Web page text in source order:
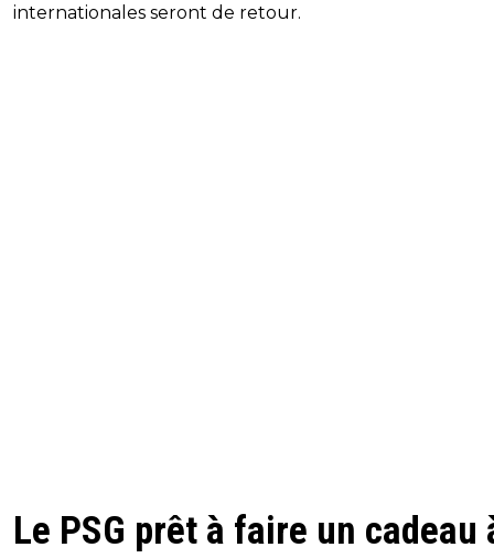
internationales seront de retour.
Le PSG prêt à faire un cadeau